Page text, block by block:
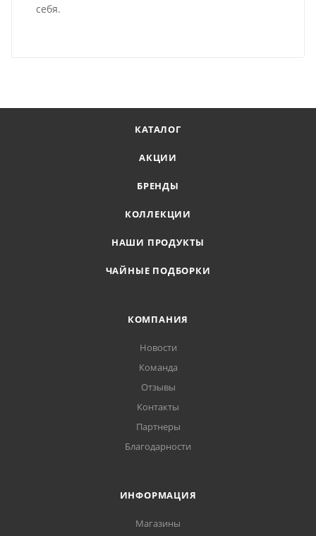
себя.
КАТАЛОГ
АКЦИИ
БРЕНДЫ
КОЛЛЕКЦИИ
НАШИ ПРОДУКТЫ
ЧАЙНЫЕ ПОДБОРКИ
КОМПАНИЯ
Новости
Команда
Отзывы
Контакты
Партнеры
Благодарности
ИНФОРМАЦИЯ
Магазины